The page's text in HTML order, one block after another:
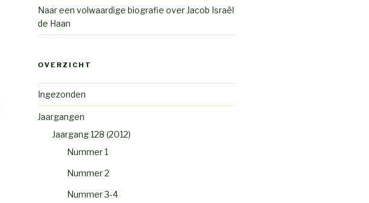
Naar een volwaardige biografie over Jacob Israël
de Haan
OVERZICHT
Ingezonden
Jaargangen
Jaargang 128 (2012)
Nummer 1
Nummer 2
Nummer 3-4